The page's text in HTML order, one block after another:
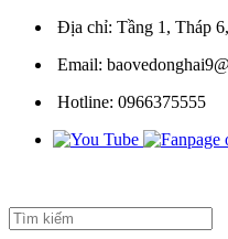
Địa chỉ: Tầng 1, Tháp
Email:
Hotline: 0966375555